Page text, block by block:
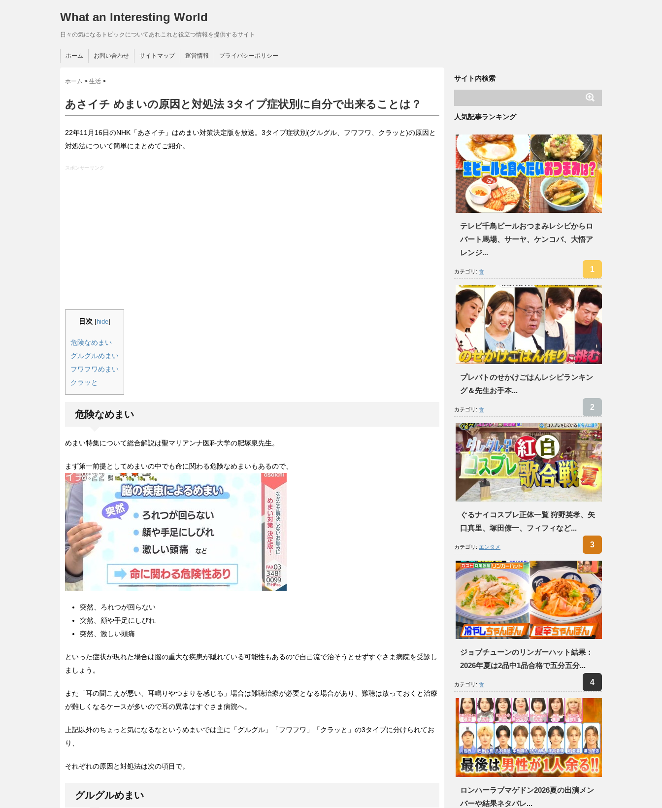
What an Interesting World
日々の気になるトピックについてあれこれと役立つ情報を提供するサイト
ホーム お問い合わせ サイトマップ 運営情報 プライバシーポリシー
ホーム > 生活 >
あさイチ めまいの原因と対処法 3タイプ症状別に自分で出来ることは？
22年11月16日のNHK「あさイチ」はめまい対策決定版を放送。3タイプ症状別(グルグル、フワフワ、クラッと)の原因と
対処法について簡単にまとめてご紹介。
スポンサーリンク
目次 [hide]
危険なめまい
グルグルめまい
フワフワめまい
クラッと
危険なめまい
めまい特集について総合解説は聖マリアンナ医科大学の肥塚泉先生。
まず第一前提としてめまいの中でも命に関わる危険なめまいもあるので、
突然、ろれつが回らない
突然、顔や手足にしびれ
突然、激しい頭痛
といった症状が現れた場合は脳の重大な疾患が隠れている可能性もあるので自己流で治そうとせずすぐさま病院を受診し
ましょう。
また「耳の聞こえが悪い、耳鳴りやつまりを感じる」場合は難聴治療が必要となる場合があり、難聴は放っておくと治療
が難しくなるケースが多いので耳の異常はすぐさま病院へ。
上記以外のちょっと気になるなというめまいでは主に「グルグル」「フワフワ」「クラッと」の3タイプに分けられてお
り、
それぞれの原因と対処法は次の項目で。
グルグルめまい
サイト内検索
人気記事ランキング
テレビ千鳥ビールおつまみレシピからロ
バート馬場、サーヤ、ケンコバ、大悟ア
レンジ...
カテゴリ: 食
プレバトのせかけごはんレシピランキン
グ＆先生お手本...
カテゴリ: 食
ぐるナイコスプレ正体一覧 狩野英孝、矢
口真里、塚田僚一、フィフィなど...
カテゴリ: エンタメ
ジョブチューンのリンガーハット結果：
2026年夏は2品中1品合格で五分五分...
カテゴリ: 食
ロンハーラブマゲドン2026夏の出演メン
バーや結果ネタバレ...